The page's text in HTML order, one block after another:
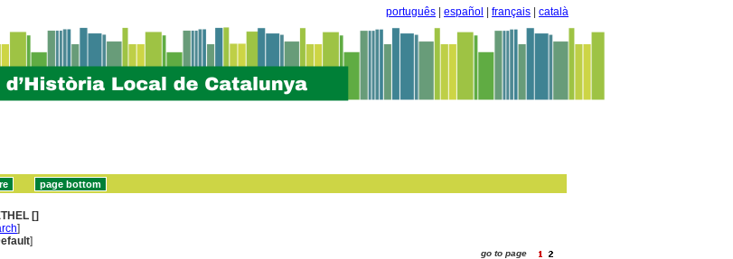
português español français català
[]
]
]
go to page